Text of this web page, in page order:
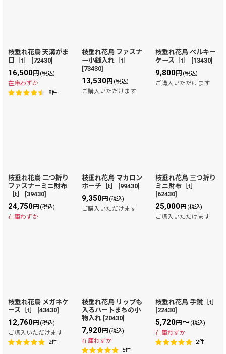
絞り込む
枝垂れ花鳥 天溝がま
口［t］
[72430]
16,500円 (税込)
在庫わずか
8件
枝垂れ花鳥 ファスナ
ー小銭入れ［t］
[73430]
13,530円 (税込)
ご購入いただけます
枝垂れ花鳥 ベルキー
ケース［t］
[13430]
9,800円 (税込)
ご購入いただけます
枝垂れ花鳥 二つ折り
ファスナーミニ財布
［t］
[39430]
24,750円 (税込)
在庫わずか
枝垂れ花鳥 マカロン
ポーチ［t］
[99430]
9,350円 (税込)
ご購入いただけます
枝垂れ花鳥 三つ折り
ミニ財布［t］
[62430]
25,000円 (税込)
ご購入いただけます
枝垂れ花鳥 メガネケ
ース［t］
[43430]
12,760円 (税込)
ご購入いただけます
2件
枝垂れ花鳥 リップも
入るハートまちの小
物入れ [20430]
7,920円 (税込)
在庫わずか
5件
枝垂れ花鳥 手鏡［t］
[22430]
5,720円～(税込)
在庫わずか
2件